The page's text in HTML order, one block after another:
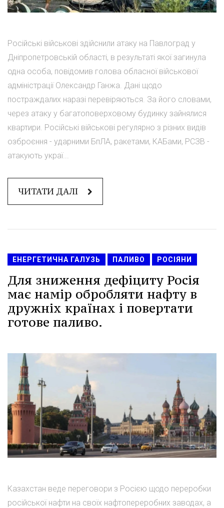
Російські військові здійснили атаку на Павлоград у
Дніпропетровській області, в результаті якої загинула
одна особа, повідомив голова обласної військової
адміністрації Олександр Ганжа. Дані щодо
постраждалих наразі перевіряються. За його словами,
через атаку у багатоповерховому будинку зайнялися
квартири. Російські військові регулярно з різних видів
озброєння - ударними БпЛА, ракетами, КАБами, РСЗВ -
атакують украї...
ЧИТАТИ ДАЛІ
ЕНЕРГЕТИЧНА ГАЛУЗЬ ПАЛИВО РОСІЯНИ
Для зниження дефіциту Росія
має намір обробляти нафту в
дружніх країнах і повертати
готове паливо.
Казахстан веде переговори з Росією щодо переробки
російської нафти на своїх нафтопереробних заводах, а